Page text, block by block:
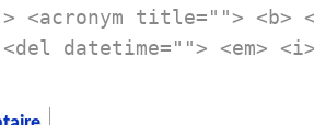
<acronym title=""> <b>
<del datetime=""> <em>